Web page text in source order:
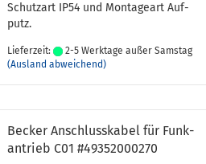
Schutz­art IP54 und Mon­ta­ge­art Auf­
putz.
Lieferzeit:
2-5 Werktage außer Samstag
(Ausland abweichend)
Be­cker An­schluss­ka­bel für Funk­
an­trieb C01 #49352000270